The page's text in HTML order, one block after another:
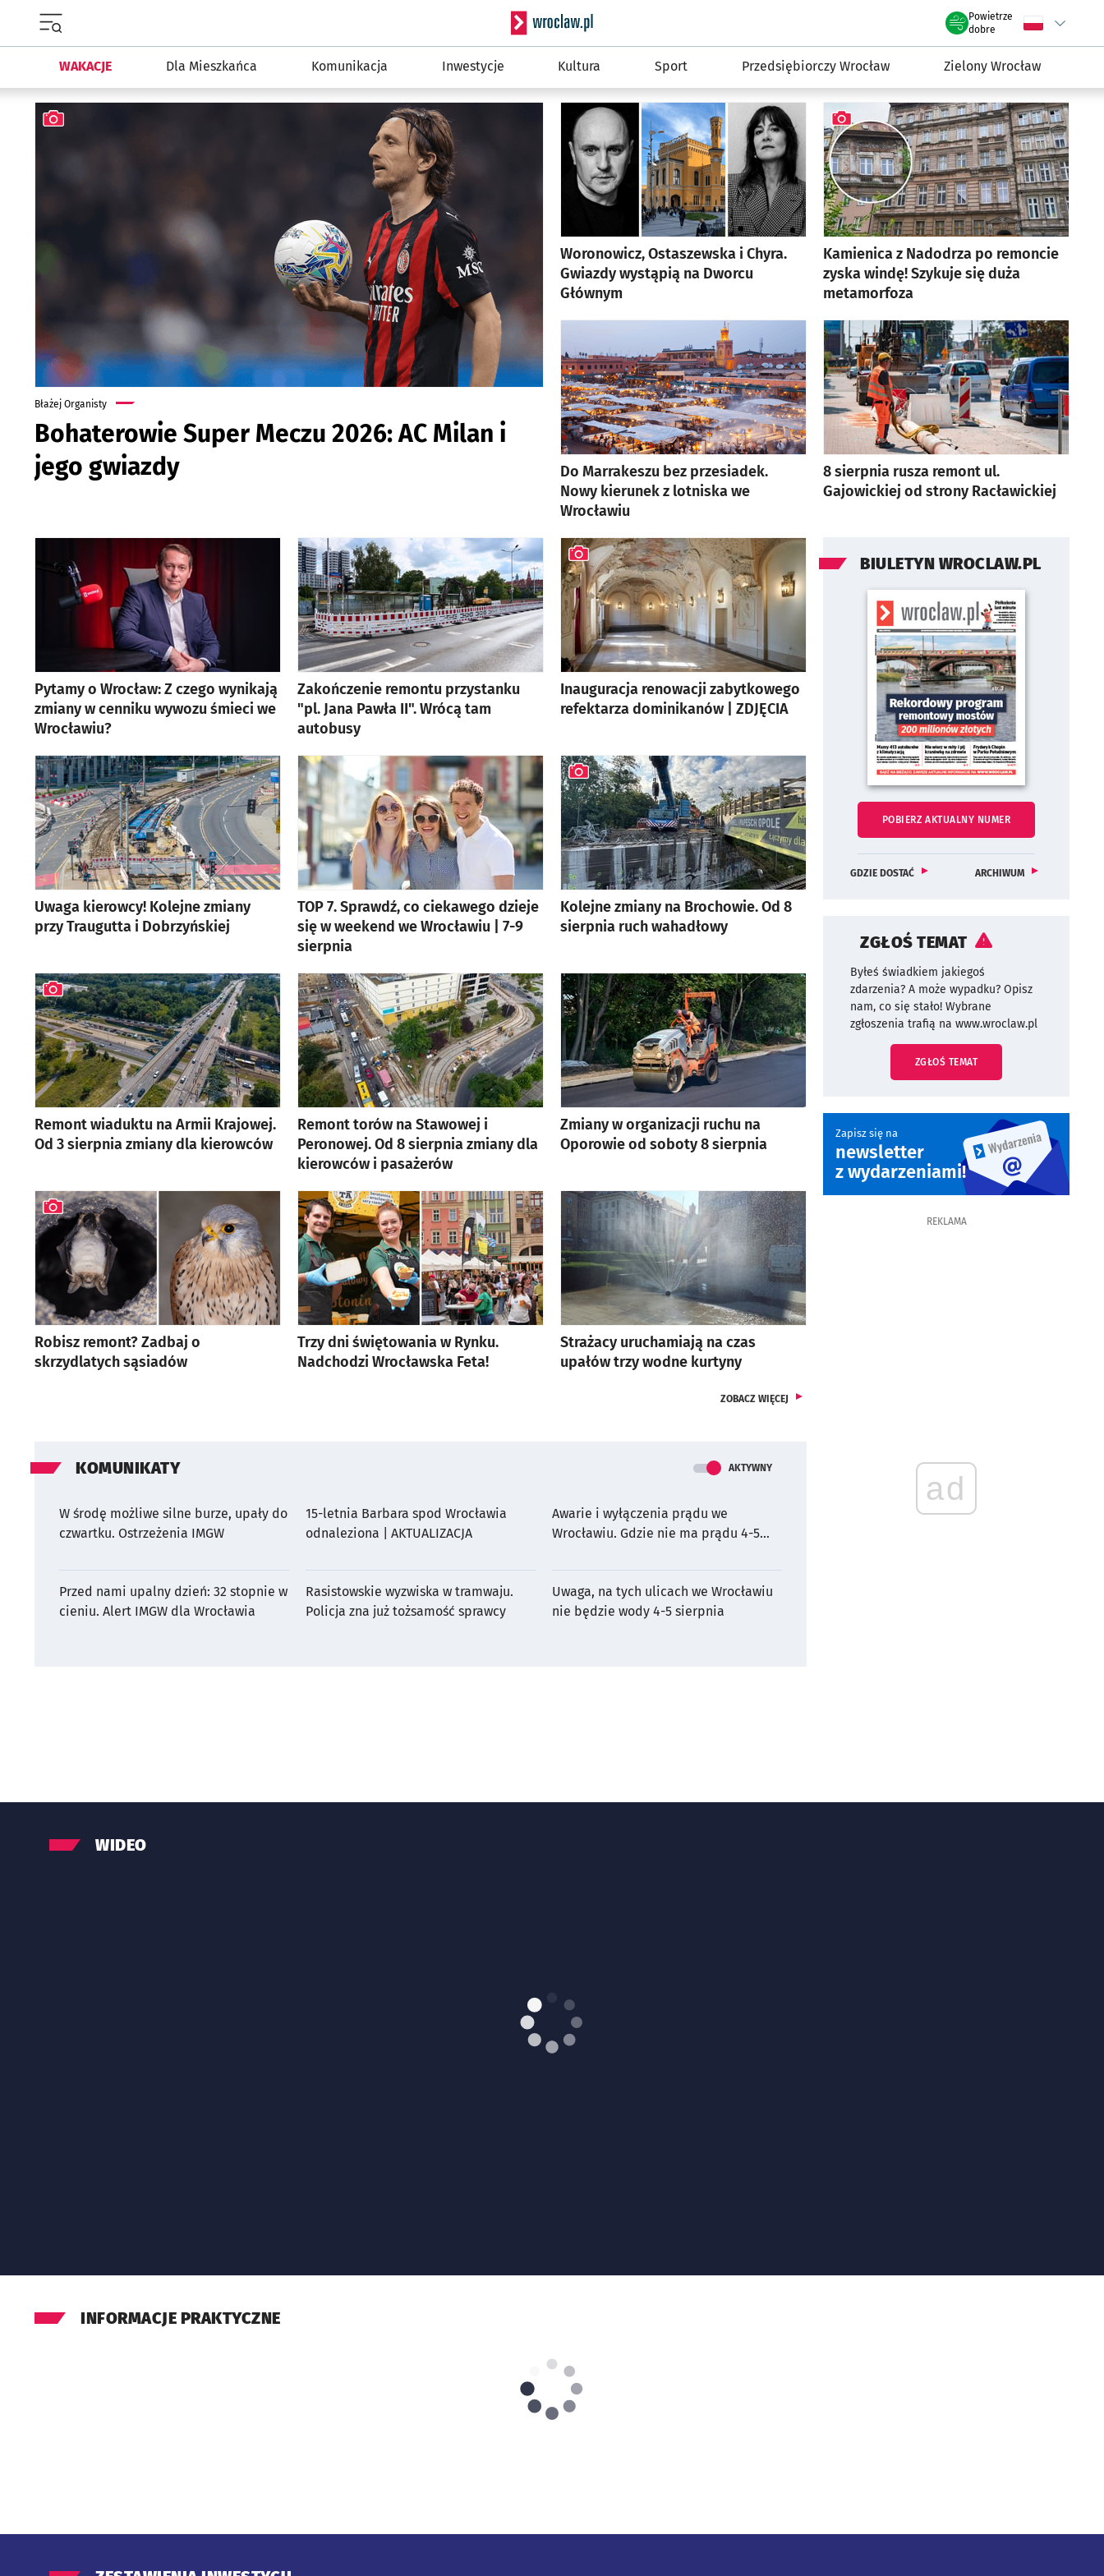
Serwis informacyjny wroclaw.plPowietrze
we Wrocławiu
dobre Wybierz język
WAKACJE Dla Mieszkańca Komunikacja Inwestycje Kultura Sport Przedsiębiorczy Wrocław Zielony Wrocław
Najnowsze artykuły
Błażej Organisty
Bohaterowie Super Meczu 2026: AC Milan i
jego gwiazdy
Woronowicz, Ostaszewska i Chyra.
Gwiazdy wystąpią na Dworcu
Głównym
Kamienica z Nadodrza po remoncie
zyska windę! Szykuje się duża
metamorfoza
Do Marrakeszu bez przesiadek.
Nowy kierunek z lotniska we
Wrocławiu
8 sierpnia rusza remont ul.
Gajowickiej od strony Racławickiej
Pytamy o Wrocław: Z czego wynikają
zmiany w cenniku wywozu śmieci we
Wrocławiu?
Zakończenie remontu przystanku
"pl. Jana Pawła II". Wrócą tam
autobusy
Inauguracja renowacji zabytkowego
refektarza dominikanów | ZDJĘCIA
Uwaga kierowcy! Kolejne zmiany
przy Traugutta i Dobrzyńskiej
TOP 7. Sprawdź, co ciekawego dzieje
się w weekend we Wrocławiu | 7-9
sierpnia
Kolejne zmiany na Brochowie. Od 8
sierpnia ruch wahadłowy
Remont wiaduktu na Armii Krajowej.
Od 3 sierpnia zmiany dla kierowców
Remont torów na Stawowej i
Peronowej. Od 8 sierpnia zmiany dla
kierowców i pasażerów
Zmiany w organizacji ruchu na
Oporowie od soboty 8 sierpnia
Robisz remont? Zadbaj o
skrzydlatych sąsiadów
Trzy dni świętowania w Rynku.
Nadchodzi Wrocławska Feta!
Strażacy uruchamiają na czas
upałów trzy wodne kurtyny
ZOBACZ WIĘCEJ ARTYKUŁÓW
KOMUNIKATY AKTYWNY
W środę możliwe silne burze, upały do
czwartku. Ostrzeżenia IMGW
15-letnia Barbara spod Wrocławia
odnaleziona | AKTUALIZACJA
Awarie i wyłączenia prądu we
Wrocławiu. Gdzie nie ma prądu 4-5
Przed nami upalny dzień: 32 stopnie w
cieniu. Alert IMGW dla Wrocławia
Rasistowskie wyzwiska w tramwaju.
Policja zna już tożsamość sprawcy
Uwaga, na tych ulicach we Wrocławiu
nie będzie wody 4-5 sierpnia
BIULETYN WROCLAW.PL
Pobierz aktualny numer biuletynu
POBIERZ AKTUALNY NUMERBIULETYNU
GDZIE DOSTAĆNAJNOWSZY EGZEPLARZ BIULETYNU
OTWORZY SIĘ W NOWEJ KARCIE
ARCHIWUMNUMERÓW
OTWORZY SIĘ W
ZGŁOŚ TEMAT
Byłeś świadkiem jakiegoś
zdarzenia? A może wypadku? Opisz
nam, co się stało! Wybrane
zgłoszenia trafią na www.wroclaw.pl
ZGŁOŚ TEMAT
Zapisz się na
newsletter
z wydarzeniami!
otworzy się w nowej karcie
REKLAMA
ad
WIDEO
INFORMACJE PRAKTYCZNE